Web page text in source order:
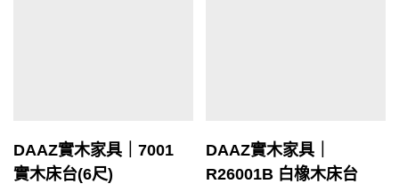
DAAZ實木家具｜7001
實木床台(6尺)
DAAZ實木家具｜
R26001B 白橡木床台